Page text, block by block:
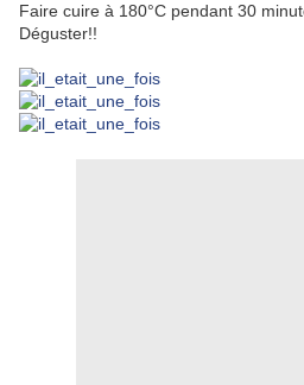
Faire cuire à 180°C pendant 30
Déguster!!